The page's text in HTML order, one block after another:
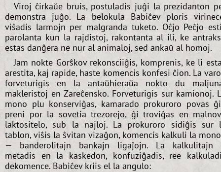
Viroj ĉirkaŭe bruis, postuladis juĝi la prezidanton
demonstra juĝo. La belokula Babiĉev ploris
viŝadis larmojn per malgranda tuketo. Oĉjo Peĉjo
parolanta kun la rajdistoj, rakontanta al ili, ke
estas danĝera ne nur al animaloj, sed ankaŭ al homoj.
Jam nokte Gorŝkov rekonsciiĝis, komprenis, ke li
arestita, kaj rapide, haste komencis konfesi ĉion. La
forveturigis en la antaŭhieraŭa nokto du
makleristoj en Zareĉensko. Forveturigis sur kamionoj.
mono plu konserviĝas, kamarado prokuroro povas
preni por la sovetia trezorejo, ĝi troviĝas en
laktositelo, sub la najloj. La prokuroro sidiĝis sur
tablon, viŝis la ŝvitan vizaĝon, komencis kalkuli la
— banderolitajn bankajn ligaĵojn. La kalkulitajn
metadis en la kaskedon, konfuziĝadis, ree
dekomence. Babiĉev kriis el la angulo: